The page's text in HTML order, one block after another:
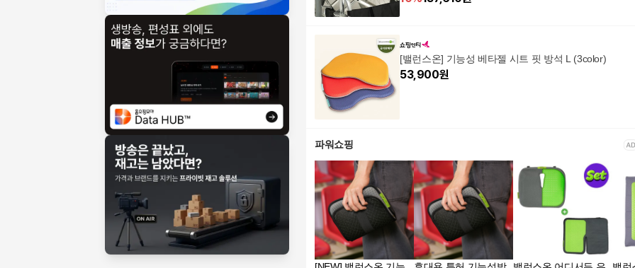
[밸런스온] 기능성 베타젤 시트 핏 방석 L (3color)
53,900원
파워쇼핑